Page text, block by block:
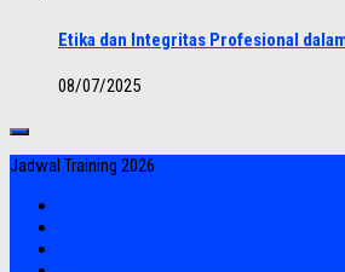
Etika dan Integritas Profesional
08/07/2025
Jadwal Training 2026